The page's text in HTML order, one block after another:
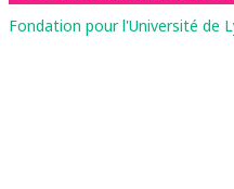
Fondation pour l'Université de